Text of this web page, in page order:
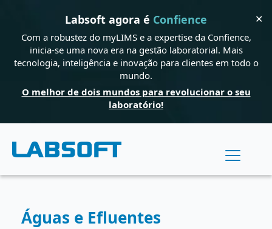
Labsoft agora é Confience
Com a robustez do myLIMS e a expertise da Confience,
inicia-se uma nova era na gestão laboratorial. Mais
tecnologia, inteligência e inovação para clientes em todo o
mundo.
O melhor de dois mundos para revolucionar o seu
laboratório!
✕
Águas e Efluentes